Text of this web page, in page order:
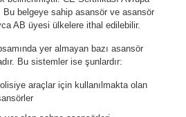
Bu belgeye sahip asansör ve asansör
AB üyesi ülkelere ithal edilebilir.
yer almayan bazı asansör
Bu sistemler ise şunlardır:
araçlar için kullanılmakta olan